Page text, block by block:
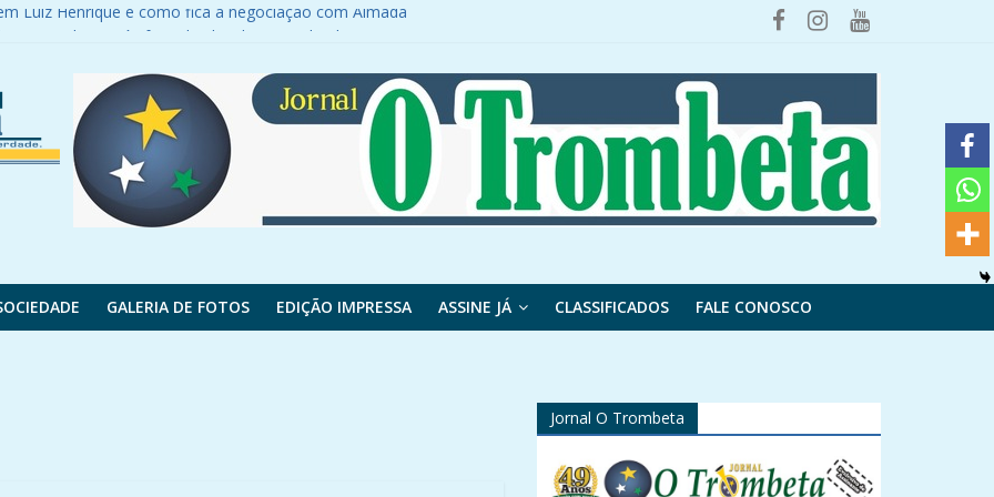
Luiz Henrique e como fica a negociação com Almada
do contrato; veja valores
GALERIA DE FOTOS EDIÇÃO IMPRESSA ASSINE JÁ CLASSIFICADOS FALE CONOSCO
Jornal O Trombeta